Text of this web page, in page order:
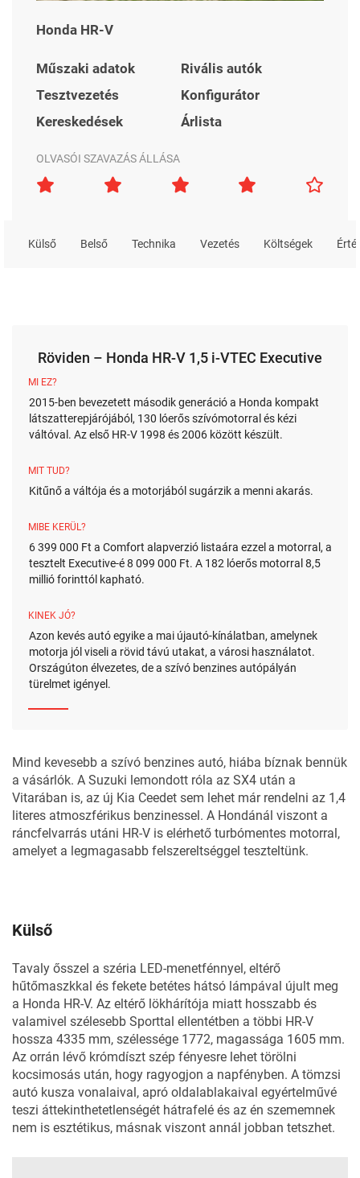
Honda HR-V
Műszaki adatok
Rivális autók
Tesztvezetés
Konfigurátor
Kereskedések
Árlista
OLVASÓI SZAVAZÁS ÁLLÁSA
Külső Belső Technika Vezetés Költségek
Röviden – Honda HR-V 1,5 i-VTEC Executive
MI EZ?
2015-ben bevezetett második generáció a Honda kompakt
látszatterepjárójából, 130 lóerős szívómotorral és kézi
váltóval. Az első HR-V 1998 és 2006 között készült.
MIT TUD?
Kitűnő a váltója és a motorjából sugárzik a menni akarás.
MIBE KERÜL?
6 399 000 Ft a Comfort alapverzió listaára ezzel a motorral, a
tesztelt Executive-é 8 099 000 Ft. A 182 lóerős motorral 8,5
millió forinttól kapható.
KINEK JÓ?
Azon kevés autó egyike a mai újautó-kínálatban, amelynek
motorja jól viseli a rövid távú utakat, a városi használatot.
Országúton élvezetes, de a szívó benzines autópályán
türelmet igényel.
Mind kevesebb a szívó benzines autó, hiába bíznak bennük
a vásárlók. A Suzuki lemondott róla az SX4 után a
Vitarában is, az új Kia Ceedet sem lehet már rendelni az 1,4
literes atmoszférikus benzinessel. A Hondánál viszont a
ráncfelvarrás utáni HR-V is elérhető turbómentes motorral,
amelyet a legmagasabb felszereltséggel teszteltünk.
Külső
Tavaly ősszel a széria LED-menetfénnyel, eltérő
hűtőmaszkkal és fekete betétes hátsó lámpával újult meg
a Honda HR-V. Az eltérő lökhárítója miatt hosszabb és
valamivel szélesebb Sporttal ellentétben a többi HR-V
hossza 4335 mm, szélessége 1772, magassága 1605 mm.
Az orrán lévő krómdíszt szép fényesre lehet törölni
kocsimosás után, hogy ragyogjon a napfényben. A tömzsi
autó kusza vonalaival, apró oldalablakaival egyértelművé
teszi áttekinthetetlenségét hátrafelé és az én szememnek
nem is esztétikus, másnak viszont annál jobban tetszhet.